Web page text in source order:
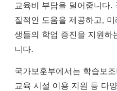
교육비 부담을 덜어줍니다.
질적인 도움을 제공하고,
생들의 학업 증진을 지원하
니다.
국가보훈부에서는 학습보
교육 시설 이용 지원 등 다